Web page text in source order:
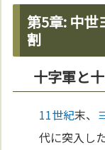
第5章: 中世
割
十字軍と
11世紀末、
代に突入し